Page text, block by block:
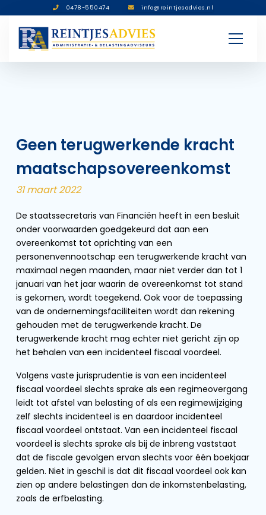
0478-550474 info@reintjesadvies.nl
Geen terugwerkende kracht
maatschapsovereenkomst
31 maart 2022
De staatssecretaris van Financiën heeft in een besluit
onder voorwaarden goedgekeurd dat aan een
overeenkomst tot oprichting van een
personenvennootschap een terugwerkende kracht van
maximaal negen maanden, maar niet verder dan tot 1
januari van het jaar waarin de overeenkomst tot stand
is gekomen, wordt toegekend. Ook voor de toepassing
van de ondernemingsfaciliteiten wordt dan rekening
gehouden met de terugwerkende kracht. De
terugwerkende kracht mag echter niet gericht zijn op
het behalen van een incidenteel fiscaal voordeel.
Volgens vaste jurisprudentie is van een incidenteel
fiscaal voordeel slechts sprake als een regimeovergang
leidt tot afstel van belasting of als een regimewijziging
zelf slechts incidenteel is en daardoor incidenteel
fiscaal voordeel ontstaat. Van een incidenteel fiscaal
voordeel is slechts sprake als bij de inbreng vaststaat
dat de fiscale gevolgen ervan slechts voor één boekjaar
gelden. Niet in geschil is dat dit fiscaal voordeel ook kan
zien op andere belastingen dan de inkomstenbelasting,
zoals de erfbelasting.